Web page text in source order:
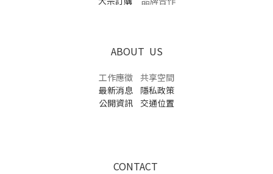
ABOUT US
工作應徵 共享空間
最新消息
隱私政策
公開資訊
交通位置
CONTACT